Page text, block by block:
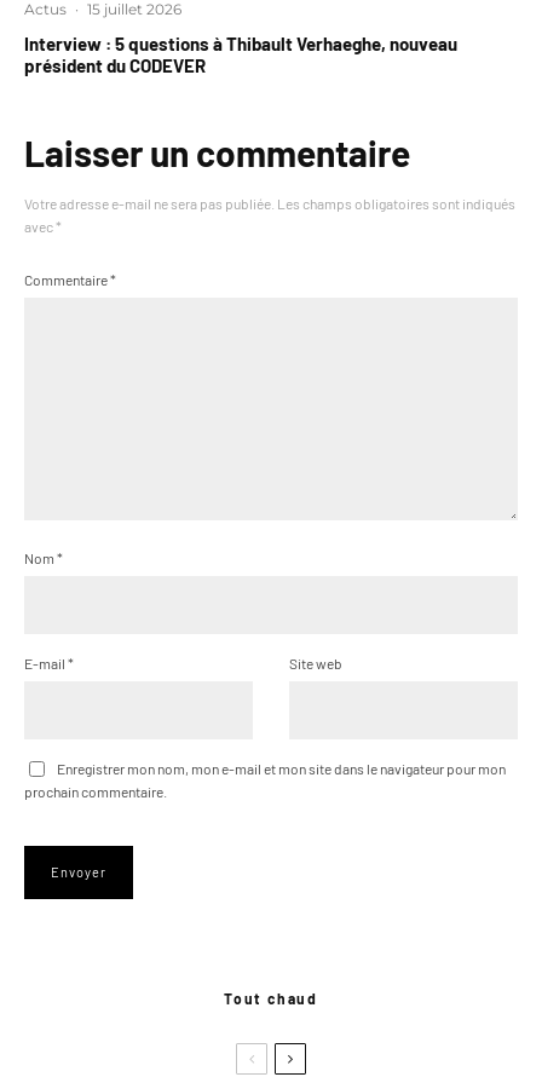
Actus · 15 juillet 2026
Interview : 5 questions à Thibault Verhaeghe, nouveau
président du CODEVER
Laisser un commentaire
Votre adresse e-mail ne sera pas publiée. Les champs obligatoires sont indiqués
avec *
Commentaire*
Nom *
E-mail * Site web
Enregistrer mon nom, mon e-mail et mon site dans le navigateur pour mon
prochain commentaire.
Tout chaud